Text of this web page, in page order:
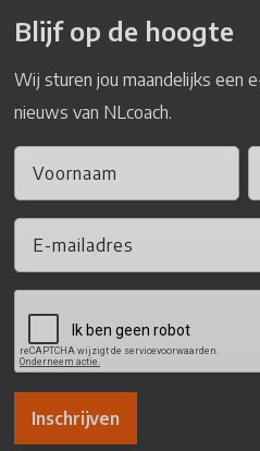
Blijf op de hoogte
Wij sturen jou maandelijks een
nieuws van NLcoach.
Inschrijven